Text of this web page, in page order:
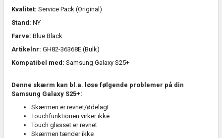
Kvalitet: Service Pack (Original)
Stand: NY
Farve: Blue Black
Artikelnr: GH82-36368E (Bulk)
Kompatibel med: Samsung Galaxy S25+
Denne skærm kan bl.a. løse følgende problemer på din
Samsung Galaxy S25+:
Skærmen er revnet/ødelagt
Touchfunktionen virker ikke
Touch glasset er revnet
Skærmen tænder ikke